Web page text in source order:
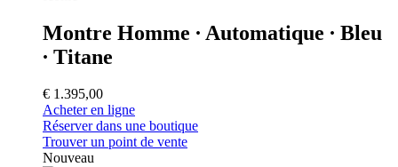
Montre Homme ∙ Automatique ∙ Bleu
∙ Titane
€ 1.395,00
Acheter en ligne
Réserver dans une boutique
Trouver un point de vente
Nouveau